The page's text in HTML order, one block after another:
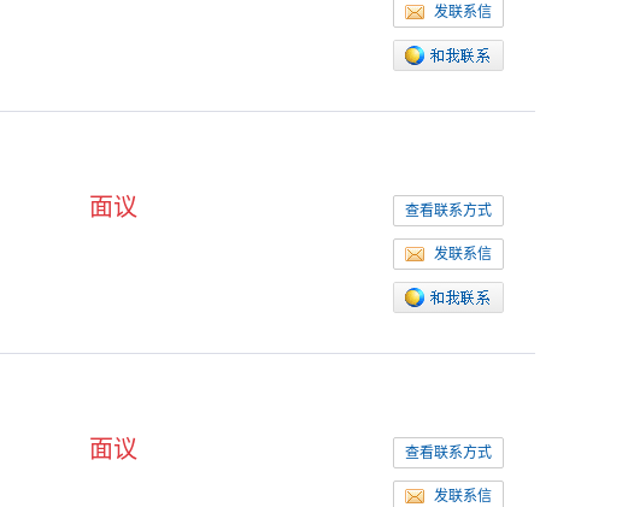
发联系信
查看联系方式
发联系信
面议
查看联系方式
发联系信
面议